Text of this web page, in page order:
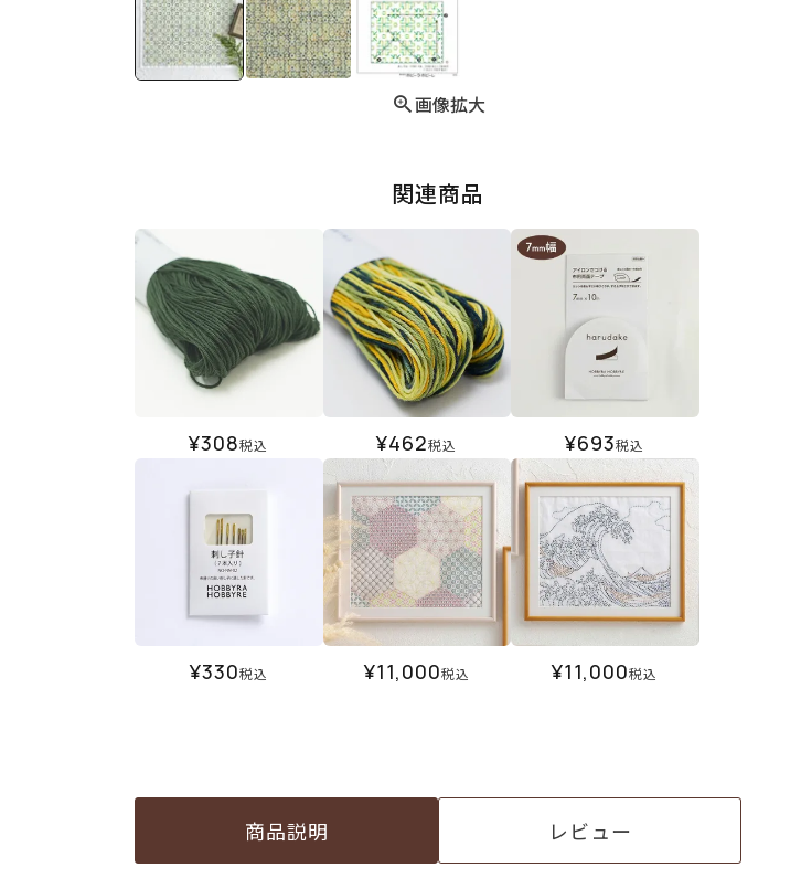
画像拡大
関連商品
¥308税込 ¥462税込 ¥693税込
¥330税込 ¥11,000税込 ¥11,000税込
商品説明 レビュー